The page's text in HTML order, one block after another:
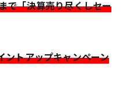
で「決算売り尽くしセー
ントアップキャンペーン